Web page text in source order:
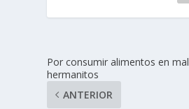
Por consumir alimentos en
hermanitos
ANTERIOR